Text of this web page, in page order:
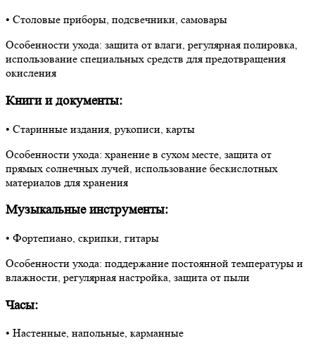
• Столовые приборы, подсвечники, самовары
Особенности ухода: защита от влаги, регулярная полировка,
использование специальных средств для предотвращения
окисления
Книги и документы:
• Старинные издания, рукописи, карты
Особенности ухода: хранение в сухом месте, защита от
прямых солнечных лучей, использование бескислотных
материалов для хранения
Музыкальные инструменты:
• Фортепиано, скрипки, гитары
Особенности ухода: поддержание постоянной температуры и
влажности, регулярная настройка, защита от пыли
Часы:
• Настенные, напольные, карманные